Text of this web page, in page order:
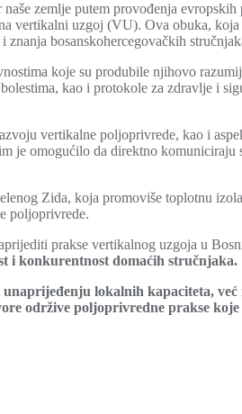
zemlje putem provođenja
vertikalni uzgoj (VU). Ova obuka,
bosanskohercegovačkih
koje su produbile njihovo
kao i protokole za zdravlje i
vertikalne poljoprivrede, kao i
je omogućilo da direktno komuniciraju
Zida, koja promoviše toplotnu
poljoprivrede.
prakse vertikalnog uzgoja u
i konkurentnost domaćih stručnjaka.
lokalnih kapaciteta,
održive poljoprivredne prakse